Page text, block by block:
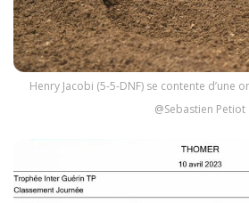
Henry Jacobi (5-5-DNF) se contente d’une
@Sebastien Petiot